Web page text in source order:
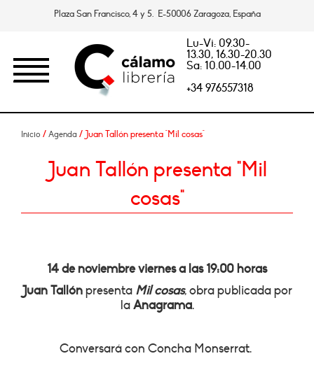
Plaza San Francisco, 4 y 5. E-50006 Zaragoza, España
Lu-Vi: 09.30-
13.30, 16.30-20.30
Sa: 10.00-14.00
+34 976557318
Inicio / Agenda / Juan Tallón presenta "Mil cosas"
Juan Tallón presenta "Mil
cosas"
14 de noviembre viernes a las 19:00 horas
Juan Tallónpresenta Mil cosas, obra publicada por
laAnagrama.
Conversará con Concha Monserrat.